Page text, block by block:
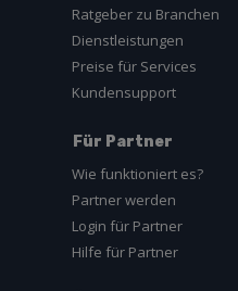
Ratgeber zu Branchen
Dienstleistungen
Preise für Services
Kundensupport
Für Partner
Wie funktioniert es?
Partner werden
Login für Partner
Hilfe für Partner